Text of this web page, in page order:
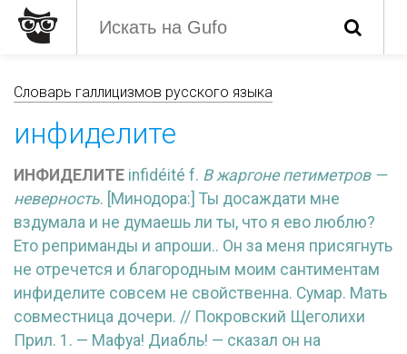
Словарь галлицизмов русского языка
инфиделите
ИНФИДЕЛИТЕ infidéité f. В жаргоне петиметров —
неверность. [Минодора:] Ты досаждати мне
вздумала и не думаешь ли ты, что я ево люблю?
Ето реприманды и апроши.. Он за меня присягнуть
не отречется и благородным моим сантиментам
инфиделите совсем не свойственна. Сумар. Мать
совместница дочери. // Покровский Щеголихи
Прил. 1. — Мафуа! Диабль! — сказал он на